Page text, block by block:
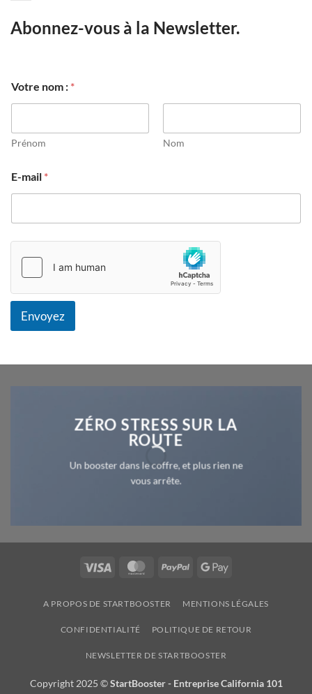
Abonnez-vous à la Newsletter.
Votre nom : *
Prénom Nom
o
t
e
n
E-mail *
Envoyez
ZÉRO STRESS SUR LA
ROUTE
Un booster dans le coffre, et plus rien ne
vous arrête.
Visa MasterCardPayPal
Google
A PROPOS DE STARTBOOSTER MENTIONS LÉGALES
CONFIDENTIALITÉ POLITIQUE DE RETOUR
NEWSLETTER DE STARTBOOSTER
Copyright 2025 ©StartBooster - Entreprise California 101